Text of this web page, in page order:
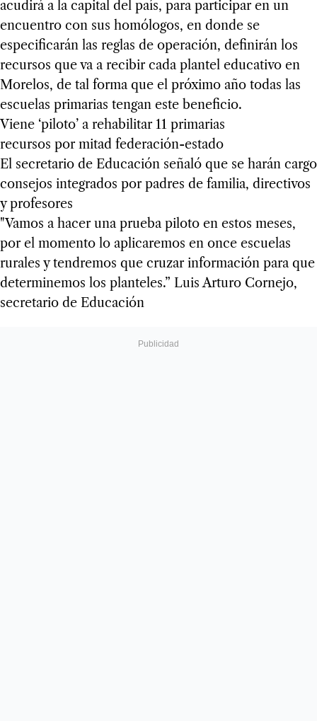
acudirá a la capital del país, para participar en un
encuentro con sus homólogos, en donde se
especificarán las reglas de operación, definirán los
recursos que va a recibir cada plantel educativo en
Morelos, de tal forma que el próximo año todas las
escuelas primarias tengan este beneficio.
Viene ‘piloto’ a rehabilitar 11 primarias
recursos por mitad federación-estado
El secretario de Educación señaló que se harán cargo
consejos integrados por padres de familia, directivos
y profesores
"Vamos a hacer una prueba piloto en estos meses,
por el momento lo aplicaremos en once escuelas
rurales y tendremos que cruzar información para que
determinemos los planteles.” Luis Arturo Cornejo,
secretario de Educación